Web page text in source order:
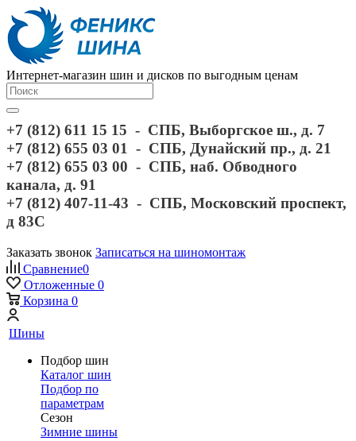
Интернет-магазин шин и дисков по выгодным ценам
+7 (812) 611 15 15 - СПБ, Выборгское ш., д. 7
+7 (812) 655 03 01 - СПБ, Дунайский пр., д. 21
+7 (812) 655 03 00 - СПБ, наб. Обводного
канала, д. 91
+7 (812) 407-11-43 - СПБ, Московский проспект,
д 83С
Заказать звонок Записаться на шиномонтаж
Сравнение0
Отложенные 0
Корзина 0
Шины
Подбор шин
Каталог шин
Подбор по
параметрам
Сезон
Зимние шины